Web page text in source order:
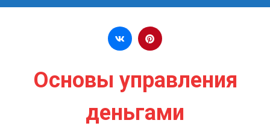
Перейти к содержимому
Основы управления
деньгами